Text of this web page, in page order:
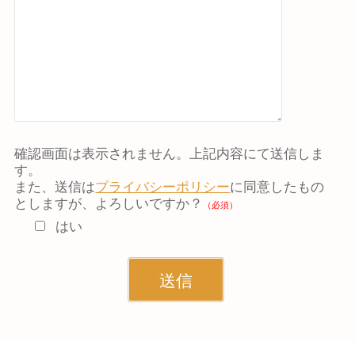
確認画面は表示されません。上記内容にて送信しま
す。
また、送信はプライバシーポリシーに同意したもの
としますが、よろしいですか？
（必須）
はい